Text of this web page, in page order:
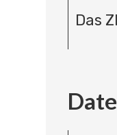
Das